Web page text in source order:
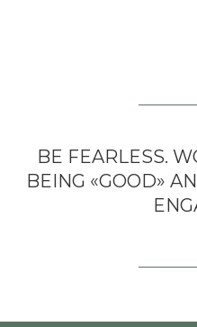
BE FEARLESS.
BEING «GOOD»